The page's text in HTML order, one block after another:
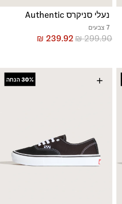
נעלי סניקרס Authentic
7 צבעים
₪299.90
₪ 239.92
+
30% הנחה